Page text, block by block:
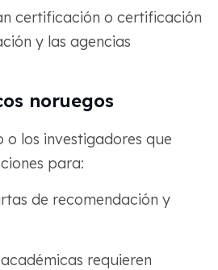
certificación o certificación
y las agencias
noruegos
o los investigadores que
para:
de recomendación y
requieren